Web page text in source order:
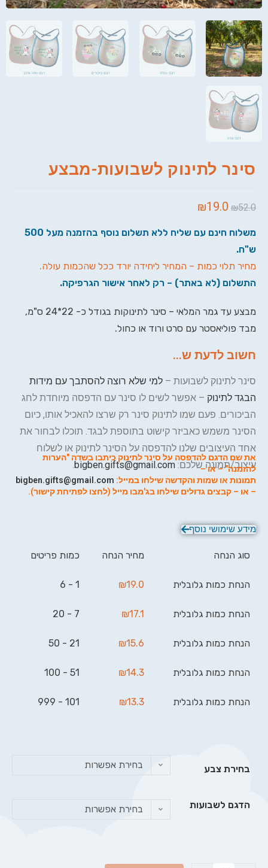
סינר לתינוק לשבועות-מבצע
₪52.0
₪19.0
משלוח חינם עם שליח ללא תשלום נוסף בהזמנה מעל 500
ש"ח.
מחיר תלוי כמות – המחיר ליחידה יורד ככל שהכמות עולה.
התשלום (לא באתר) – רק לאחר אישור הגרפיקה.
מבצע עד גמר המלאי – סינר לתינוקות בגודל כ- 22*24 ס"מ,
מבד פוליאסטר עם סרט ורוד או כחול.
חשוב לדעת ש...
סינר לתינוק לשבועות – למי שלא רוצה להסתבך עם מידות
הבגד לתינוק – אפשר לשים לו סינר עם הדפסה מיוחדת לחג
הביכורים. פעם שמו לתינוק סינר רק שרצו להאכיל אותו, כיום
הסינר משמש כאביזר קישוט בתוספת לבגד. תוכלו לבחור את
אחד העיצובים שלנו להדפסה על הסינר לתינוק או לשלוח
עיצוב/תמונה שלכם: bigben.gifts@gmail.com
.
את שם הדגם להדפסה על סינר לתינוק כיתבו בשדה "הערות
להזמנה" – או –
תמונות או שמות והקדשה שילחו במייל: bigben.gifts@gmail.com
– או – קבצים גדולים שילחו בג'מבו מייל (לחצו לפתיחת קישור).
מידע שימושי נוסף
סוג הנחה מחיר הנחה כמות פריטים
הנחת כמות גלובלית ₪19.0
1 - 6
הנחת כמות גלובלית ₪17.1
7 - 20
הנחת כמות גלובלית ₪15.6
21 - 50
הנחת כמות גלובלית ₪14.3
51 - 100
הנחת כמות גלובלית ₪13.3
101 - 999
בחירת צבע בחירת אפשרות
הדגם לשבועות בחירת אפשרות